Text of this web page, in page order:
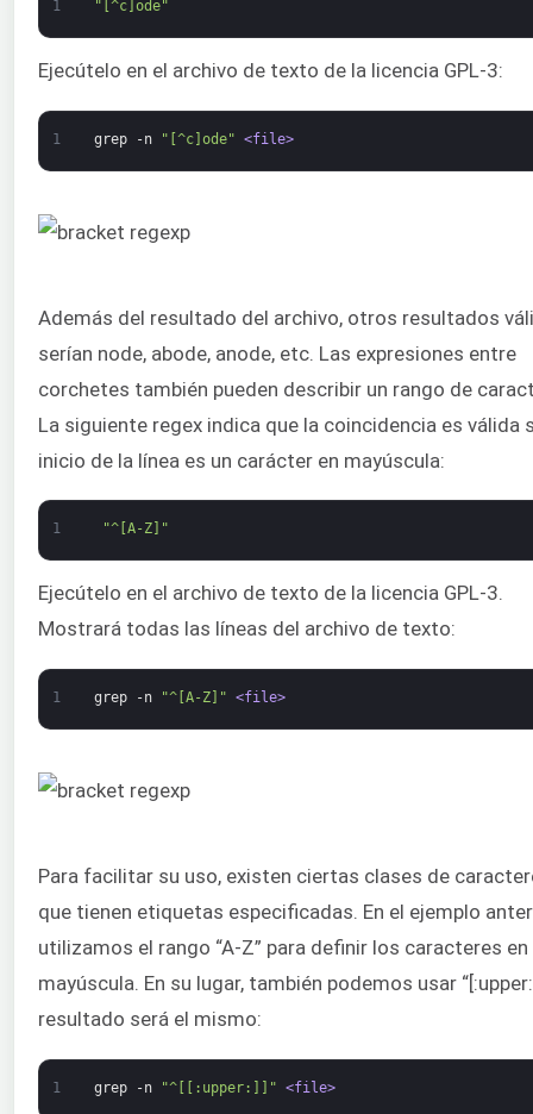
1 "[^c]ode"
Ejecútelo en el archivo de texto de la licencia GPL-3:
1 grep -n "[^c]ode" <file>
Además del resultado del archivo, otros resultados
serían node, abode, anode, etc. Las expresiones entre
corchetes también pueden describir un rango de
La siguiente regex indica que la coincidencia es válida
inicio de la línea es un carácter en mayúscula:
1 "^[A-Z]"
Ejecútelo en el archivo de texto de la licencia GPL-3.
Mostrará todas las líneas del archivo de texto:
1 grep -n "^[A-Z]" <file>
Para facilitar su uso, existen ciertas clases de
que tienen etiquetas especificadas. En el ejemplo
utilizamos el rango “A-Z” para definir los caracteres en
mayúscula. En su lugar, también podemos usar
resultado será el mismo:
1 grep -n "^[[:upper:]]" <file>